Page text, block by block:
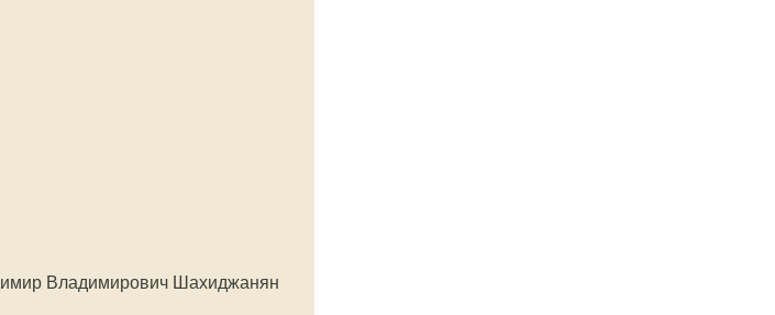
Владимирович Шахиджанян